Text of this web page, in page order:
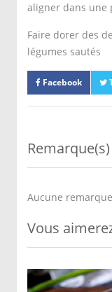
aligner dans une
Faire dorer des
légumes sautés
Facebook
Remarque(s)
Aucune
Vous